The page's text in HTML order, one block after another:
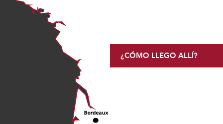
¿CÓMO LLEGO ALLÍ?